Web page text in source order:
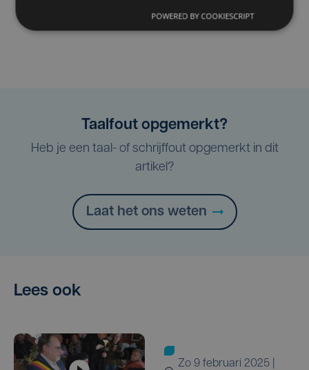
Taalfout opgemerkt?
Heb je een taal- of schrijffout opgemerkt in dit
artikel?
Laat het ons weten
Lees ook
zo 9 februari 2025 |
POWERED BY COOKIESCRIPT